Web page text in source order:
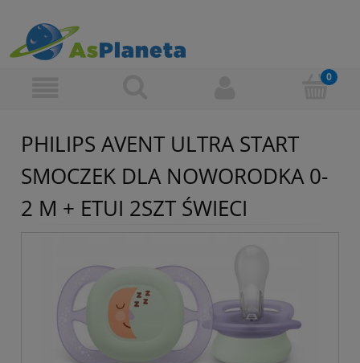
PHILIPS AVENT ULTRA START
SMOCZEK DLA NOWORODKA 0-
2 M + ETUI 2SZT ŚWIECI